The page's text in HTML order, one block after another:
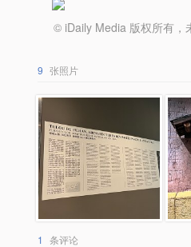
© iDaily Media 版权所有，
9 张照片
1 条评论